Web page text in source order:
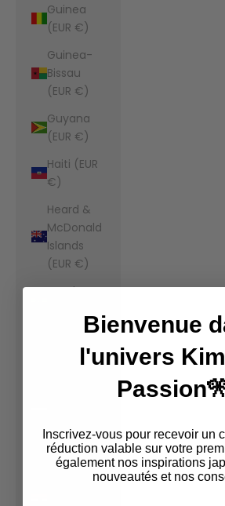
Guinea
(EUR €)
Guinea-
Bissau
(EUR €)
Guyana
(EUR €)
Haiti (EUR
€)
Heard &
McDonald
Islands
(EUR €)
Honduras
Hong Kong
SAR (EUR
Iceland
(EUR €)
Bienvenue
l'univers
Inscrivez-vous pour recevoir un
réduction valable sur votre
également nos inspirations
nouveautés et nos